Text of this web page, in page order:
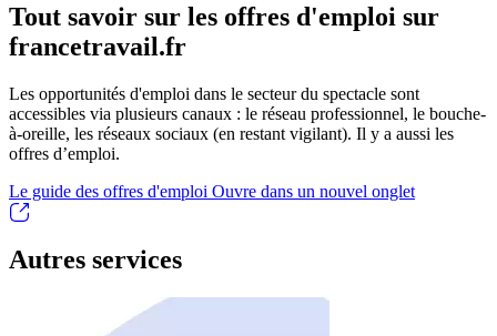
Tout savoir sur les offres d'emploi sur
francetravail.fr
Les opportunités d'emploi dans le secteur du spectacle sont
accessibles via plusieurs canaux : le réseau professionnel, le bouche-
à-oreille, les réseaux sociaux (en restant vigilant). Il y a aussi les
offres d’emploi.
Le guide des offres d'emploi Ouvre dans un nouvel onglet
Autres services